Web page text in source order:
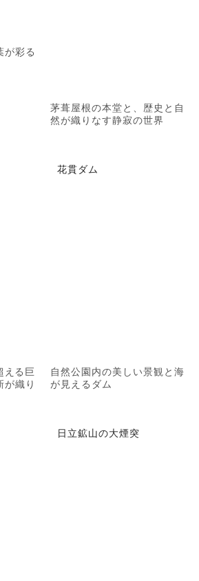
が彩る
茅葺屋根の本堂と、歴史と自
然が織りなす静寂の世界
る巨
が織り
花貫ダム
自然公園内の美しい景観と海
が見えるダム
日立鉱山の大煙突